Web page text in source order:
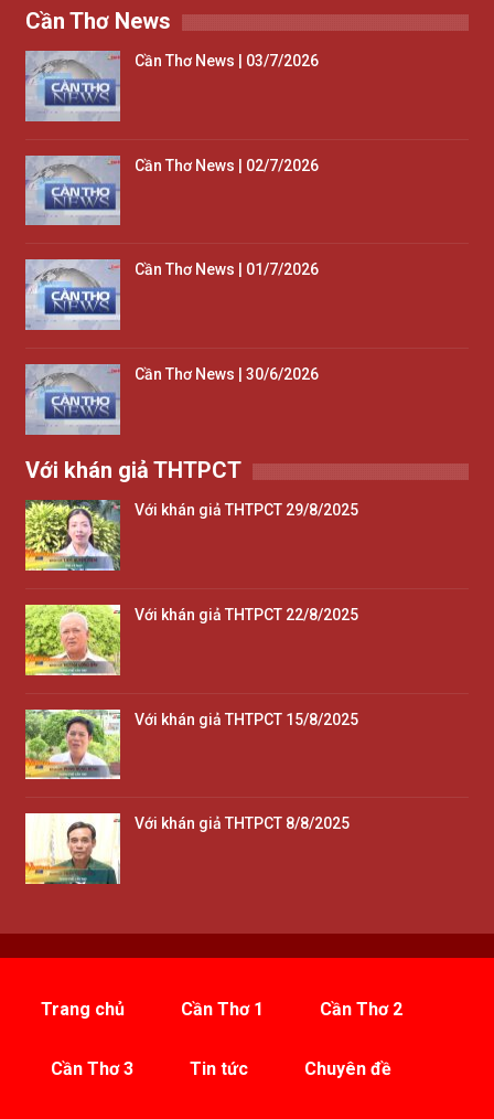
Cần Thơ News
Cần Thơ News | 03/7/2026
Cần Thơ News | 02/7/2026
Cần Thơ News | 01/7/2026
Cần Thơ News | 30/6/2026
Với khán giả THTPCT
Với khán giả THTPCT 29/8/2025
Với khán giả THTPCT 22/8/2025
Với khán giả THTPCT 15/8/2025
Với khán giả THTPCT 8/8/2025
Trang chủ Cần Thơ 1 Cần Thơ 2
Cần Thơ 3 Tin tức Chuyên đề